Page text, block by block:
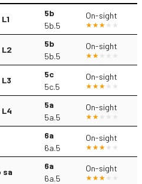
5b
5b.5
On-sight
L2
5b
5b.5
On-sight
5c
5c.5
On-sight
L4
5a
5a.5
On-sight
6a
6a.5
On-sight
sa
6a
6a.5
On-sight